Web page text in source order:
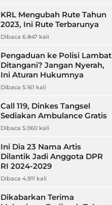
KRL Mengubah Rute Tahun
2023, Ini Rute Terbarunya
Dibaca 6.847 kali
Pengaduan ke Polisi Lambat
Ditangani? Jangan Nyerah,
Ini Aturan Hukumnya
Dibaca 5.161 kali
Call 119, Dinkes Tangsel
Sediakan Ambulance Gratis
Dibaca 5.060 kali
Ini Dia 23 Nama Artis
Dilantik Jadi Anggota DPR
RI 2024-2029
Dibaca 4.911 kali
Dikabarkan Terima